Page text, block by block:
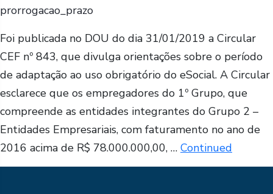
prorrogacao_prazo
Foi publicada no DOU do dia 31/01/2019 a Circular
CEF nº 843, que divulga orientações sobre o período
de adaptação ao uso obrigatório do eSocial. A Circular
esclarece que os empregadores do 1º Grupo, que
compreende as entidades integrantes do Grupo 2 –
Entidades Empresariais, com faturamento no ano de
2016 acima de R$ 78.000.000,00, … Continued